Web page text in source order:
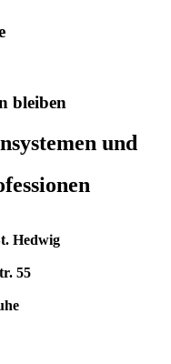
bleiben
und
Hedwig
55